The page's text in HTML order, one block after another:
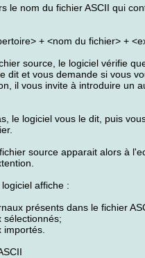
le nom du fichier ASCII qui
+ <nom du fichier> +
source, le logiciel vérifie
dit et vous demande si vous
il vous invite à introduire un
le logiciel vous le dit, puis
source apparait alors à
affiche :
présents dans le fichier
sélectionnés;